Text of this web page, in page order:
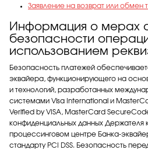
Заявление на возврат или обмен
Информация о мерах
безопасности
использованием
Безопасность платежей
эквайера, функционирующего на
и технологий, разработанных
системами Visa International и
Verified by VISA, MasterCard
конфиденциальных данных Держателя
процессинговом центре Банка-
стандарту PCI DSS. Безопасность